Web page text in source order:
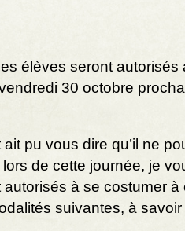
élèves seront autorisés
30 octobre
pu vous dire qu’il ne
de cette journée, je
à se costumer à
suivantes, à savoir